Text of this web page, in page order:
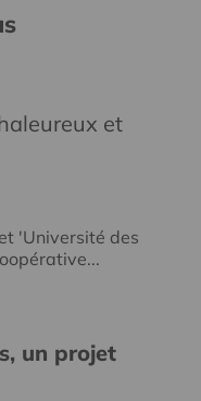
et
'Université des
un projet